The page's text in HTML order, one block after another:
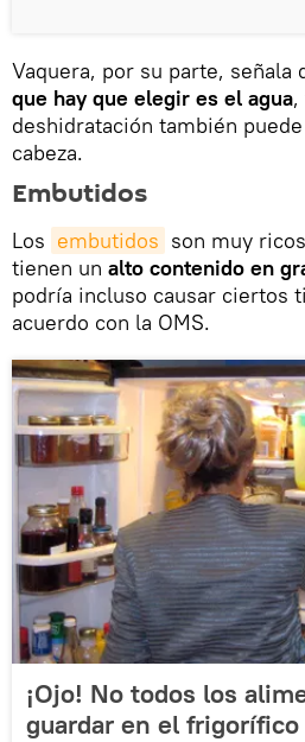
Vaquera, por su parte, señala
que hay que elegir es el agua,
deshidratación también
cabeza.
Embutidos
Los embutidos son muy
tienen un alto contenido en
podría incluso causar ciertos
acuerdo con la OMS.
¡Ojo! No todos los
guardar en el frigorífico